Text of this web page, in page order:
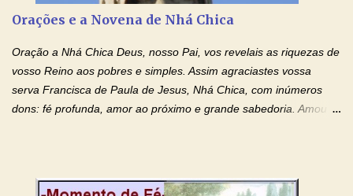
Mensagem do Padre Marcelo Rossi por E-mail: Amados!! Nesta
quarta feira, vamos orar pelas pessoas que sofrem com as
doenças do coração, NO SAGRADO CORAÇÃO DE JESUS E NO
IMACULADO CORAÇÃO DE MAR...
Orações e a Novena de Nhá Chica
Oração a Nhá Chica Deus, nosso Pai, vos revelais as riquezas de
vosso Reino aos pobres e simples. Assim agraciastes vossa
serva Francisca de Paula de Jesus, Nhá Chica, com inúmeros
dons: fé profunda, amor ao próximo e grande sabedoria. Amou a
Senhor Jesus Cristo, vosso Filho, na unidade do Espírito Santo.